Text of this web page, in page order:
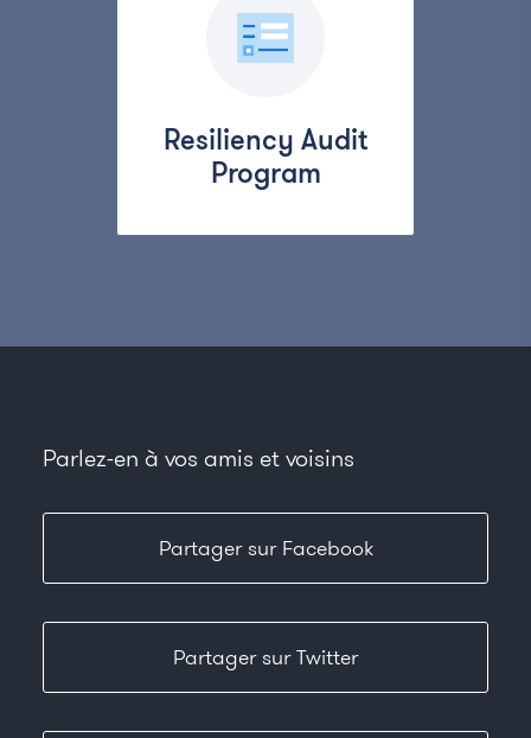
Resiliency Audit
Program
Parlez-en à vos amis et voisins
Partager sur Facebook
Partager sur Twitter